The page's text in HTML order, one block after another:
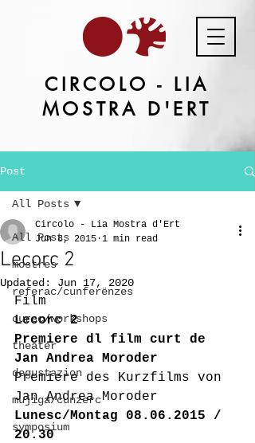
CIRCOLO - LIA
MOSTRA D'ERT
Post
All Posts
mostres
referac/cunferënzes
cursc/workshops
theater
degustazion
mujiga/cunzerc
symposium
All Posts
Lecorc 2
Circolo - Lia Mostra d'Ert
Jun 8, 2015 1 min read
Updated: Jun 17, 2020
Film
Lecorc 2
Premiere dl film curt de
Jan Andrea Moroder
Premiere des Kurzfilms von
Jan Andrea Moroder
Lunesc/Montag 08.06.2015 /
20.30